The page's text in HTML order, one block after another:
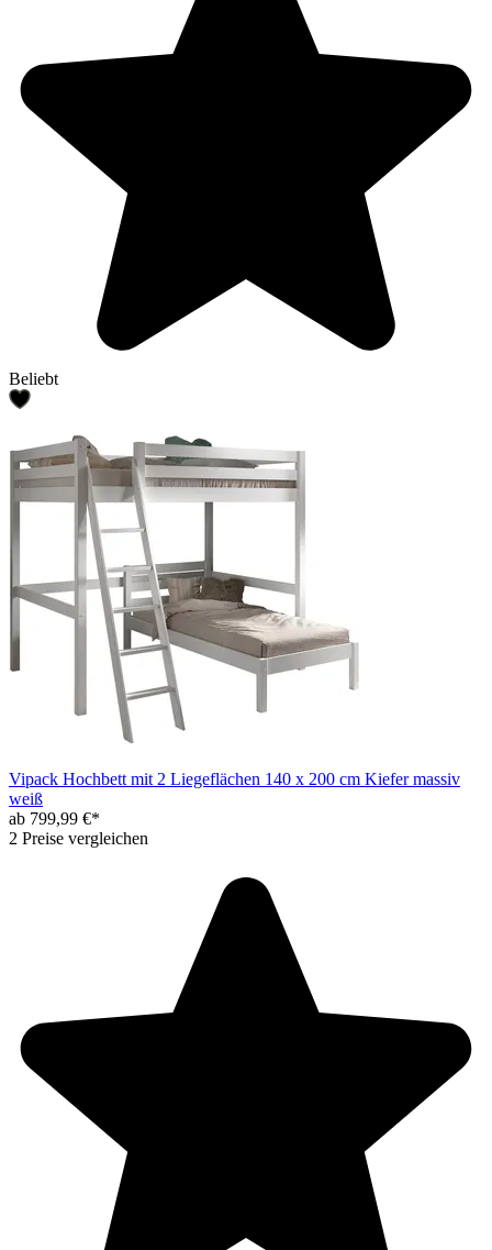
Beliebt
Vipack Hochbett mit 2 Liegeflächen 140 x 200 cm Kiefer massiv
weiß
ab 799,99 €*
2 Preise vergleichen